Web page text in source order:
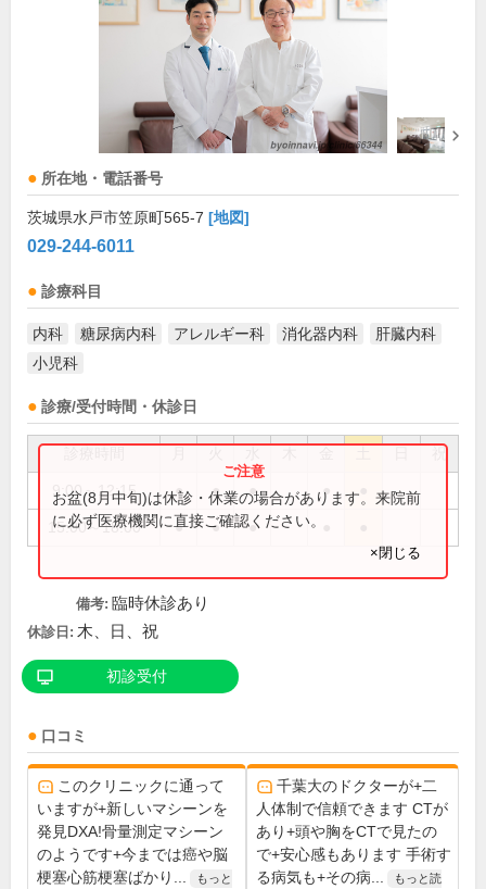
所在地・電話番号
茨城県水戸市笠原町565-7 [地図]
029-244-6011
診療科目
内科 糖尿病内科 アレルギー科 消化器内科
肝臓内科
小児科
診療/受付時間・休診日
祝
9:00～12:15 ● ● ● ●
15:00～18:00 ● ● ●
お盆(8月中旬)は休診・休業の場合があります。来院前
に必ず医療機関に直接ご確認ください。
×閉じる
備考: 臨時休診あり
休診日: 木、日、祝
初診受付
口コミ
このクリニックに通って
いますが+新しいマシーンを
発見DXA!骨量測定マシーン
のようです+今までは癌や脳
梗塞心筋梗塞ばかり...
もっと
千葉大のドクターが+二
人体制で信頼できます CTが
あり+頭や胸をCTで見たの
で+安心感もあります 手術す
る病気も+その病...
もっと読